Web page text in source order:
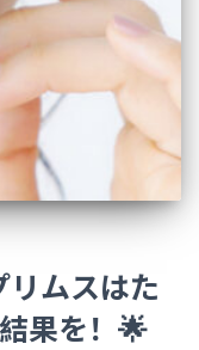
ムスはた
果を！🌟